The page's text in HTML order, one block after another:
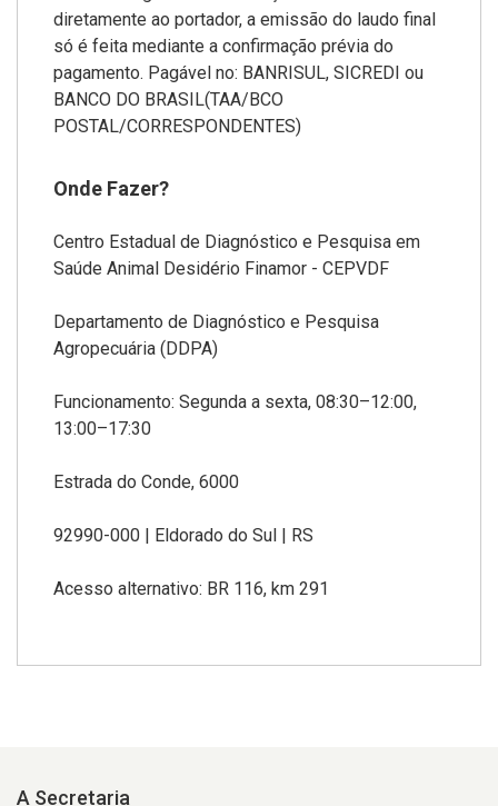
diretamente ao portador, a emissão do laudo final
só é feita mediante a confirmação prévia do
pagamento. Pagável no: BANRISUL, SICREDI ou
BANCO DO BRASIL(TAA/BCO
POSTAL/CORRESPONDENTES)
Onde Fazer?
Centro Estadual de Diagnóstico e Pesquisa em
Saúde Animal Desidério Finamor - CEPVDF
Departamento de Diagnóstico e Pesquisa
Agropecuária (DDPA)
Funcionamento: Segunda a sexta, 08:30–12:00,
13:00–17:30
Estrada do Conde, 6000
92990-000 | Eldorado do Sul | RS
Acesso alternativo: BR 116, km 291
A Secretaria